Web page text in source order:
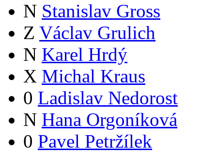
N Stanislav Gross
Z Václav Grulich
N Karel Hrdý
X Michal Kraus
0 Ladislav Nedorost
N Hana Orgoníková
0 Pavel Petržílek